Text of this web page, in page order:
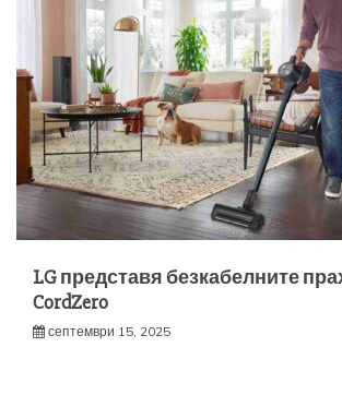
LG представя безкабелните
CordZero
септември 15, 2025